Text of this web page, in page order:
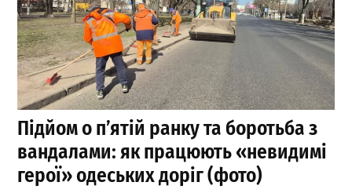
Підйом о п’ятій ранку та боротьба з
вандалами: як працюють «невидимі
герої» одеських доріг (фото)